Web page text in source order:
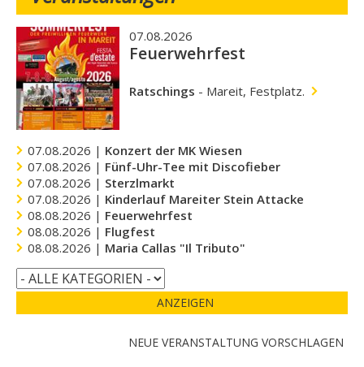
07.08.2026
Feuerwehrfest
Ratschings - Mareit, Festplatz.
07.08.2026 | Konzert der MK Wiesen
07.08.2026 | Fünf-Uhr-Tee mit Discofieber
07.08.2026 | Sterzlmarkt
07.08.2026 | Kinderlauf Mareiter Stein Attacke
08.08.2026 | Feuerwehrfest
08.08.2026 | Flugfest
08.08.2026 | Maria Callas "Il Tributo"
ANZEIGEN
NEUE VERANSTALTUNG VORSCHLAGEN